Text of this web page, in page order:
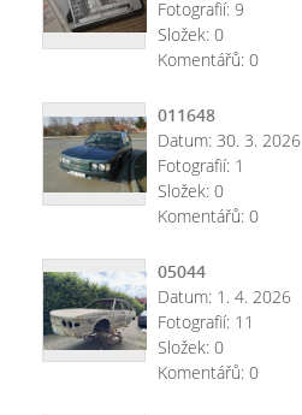
Fotografií: 9
Složek: 0
Komentářů: 0
011648
Datum: 30. 3. 2026
Fotografií: 1
Složek: 0
Komentářů: 0
05044
Datum: 1. 4. 2026
Fotografií: 11
Složek: 0
Komentářů: 0